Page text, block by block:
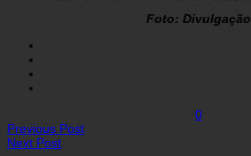
Foto: Divulgação
0
Previous Post
Next Post